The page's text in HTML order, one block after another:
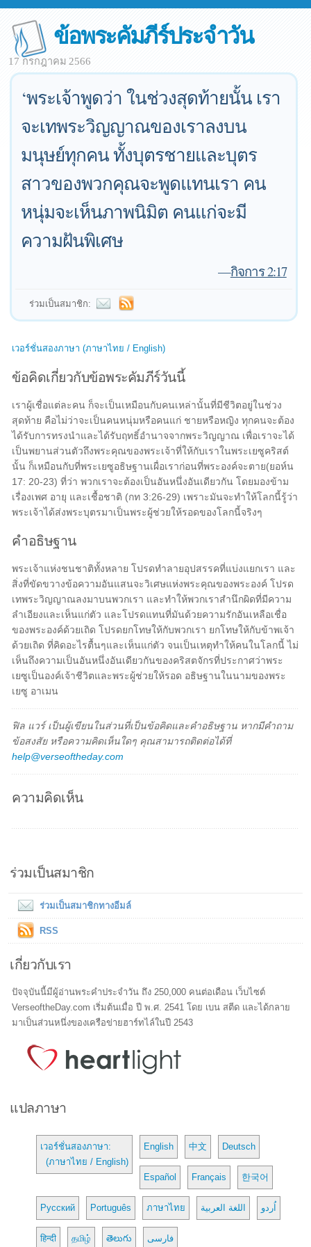
ข้อพระคัมภีร์ประจำวัน
17 กรกฎาคม 2566
‘พระเจ้าพูดว่า ในช่วงสุดท้ายนั้น เรา
จะเทพระวิญญาณของเราลงบน
มนุษย์ทุกคน ทั้งบุตรชายและบุตร
สาวของพวกคุณจะพูดแทนเรา คน
หนุ่มจะเห็นภาพนิมิต คนแก่จะมี
ความฝันพิเศษ
—กิจการ 2:17
ร่วมเป็นสมาชิก:
เวอร์ชั่นสองภาษา (ภาษาไทย / English)
ข้อคิดเกี่ยวกับข้อพระคัมภีร์วันนี้
เราผู้เชื่อแต่ละคน ก็จะเป็นเหมือนกับคนเหล่านั้นที่มีชีวิตอยู่ในช่วง
สุดท้าย คือไม่ว่าจะเป็นคนหนุ่มหรือคนแก่ ชายหรือหญิง ทุกคนจะต้อง
ได้รับการทรงนำและได้รับฤทธิ์อำนาจจากพระวิญญาณ เพื่อเราจะได้
เป็นพยานส่วนตัวถึงพระคุณของพระเจ้าที่ให้กับเราในพระเยซูคริสต์
นั้น ก็เหมือนกับที่พระเยซูอธิษฐานเผื่อเราก่อนที่พระองค์จะตาย(ยอห์น
17: 20-23) ที่ว่า พวกเราจะต้องเป็นอันหนึ่งอันเดียวกัน โดยมองข้าม
เรื่องเพศ อายุ และเชื้อชาติ (กท 3:26-29) เพราะมันจะทำให้โลกนี้รู้ว่า
พระเจ้าได้ส่งพระบุตรมาเป็นพระผู้ช่วยให้รอดของโลกนี้จริงๆ
คำอธิษฐาน
พระเจ้าแห่งชนชาติทั้งหลาย โปรดทำลายอุปสรรคที่แบ่งแยกเรา และ
สิ่งที่ขัดขวางข้อความอันแสนจะวิเศษแห่งพระคุณของพระองค์ โปรด
เทพระวิญญาณลงมาบนพวกเรา และทำให้พวกเราสำนึกผิดที่มีความ
ลำเอียงและเห็นแก่ตัว และโปรดแทนที่มันด้วยความรักอันเหลือเชื่อ
ของพระองค์ด้วยเถิด โปรดยกโทษให้กับพวกเรา ยกโทษให้กับข้าพเจ้า
ด้วยเถิด ที่คิดอะไรตื้นๆและเห็นแก่ตัว จนเป็นเหตุทำให้คนในโลกนี้ ไม่
เห็นถึงความเป็นอันหนึ่งอันเดียวกันของคริสตจักรที่ประกาศว่าพระ
เยซูเป็นองค์เจ้าชีวิตและพระผู้ช่วยให้รอด อธิษฐานในนามของพระ
เยซู อาเมน
ฟิล แวร์ เป็นผู้เขียนในส่วนที่เป็นข้อคิดและคำอธิษฐาน หากมีคำถาม
ข้อสงสัย หรือความคิดเห็นใดๆ คุณสามารถติดต่อได้ที่
help@verseoftheday.com
ความคิดเห็น
ร่วมเป็นสมาชิก
ร่วมเป็นสมาชิกทางอีมล์
RSS
เกี่ยวกับเรา
ปัจจุบันนี้มีผู้อ่านพระคำประจำวัน ถึง 250,000 คนต่อเดือน เว็บไซต์
VerseoftheDay.com เริ่มต้นเมื่อ ปี พ.ศ. 2541 โดย เบน สตีด และได้กลาย
มาเป็นส่วนหนึ่งของเครือข่ายฮาร์ทไล์ในปี 2543
แปลภาษา
เวอร์ชั่นสองภาษา:
(ภาษาไทย / English)
English 中文 Deutsch
Español Français 한국어
Русский Português ภาษาไทย اللغة العربية اُردو
हिन्दी தமிழ் తెలుగు فارسی